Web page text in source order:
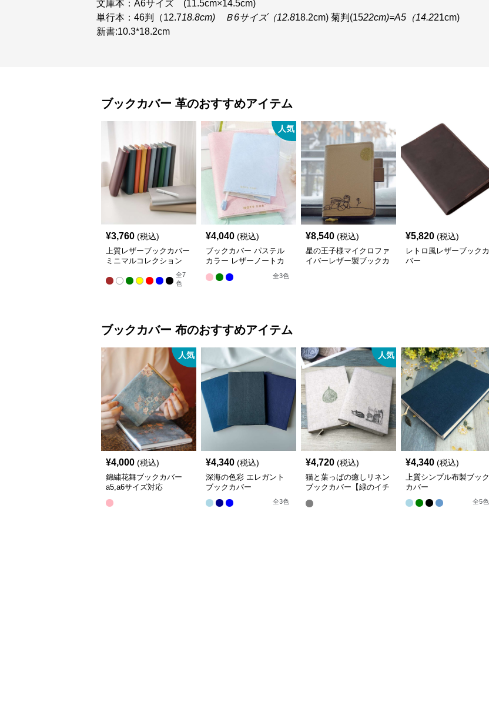
文庫本：A6サイズ (11.5cm×14.5cm)
単行本：46判（12.718.8cm) Ｂ6サイズ（12.818.2cm) 菊判(1522cm)=A5（14.221cm)
新書:10.3*18.2cm
ブックカバー 革のおすすめアイテム
¥3,760 (税込)
上質レザーブックカバー
ミニマルコレクション
全7
色
人気
¥4,040 (税込)
ブックカバー パステル
カラー レザーノートカ
バー A5（ビジネス書）
A6（文庫本）対応
全3色
¥8,540 (税込)
星の王子様マイクロファ
イバーレザー製ブックカ
¥5,820 (税込)
レトロ風レザーブックカ
バー
ブックカバー 布のおすすめアイテム
人気
¥4,000 (税込)
錦繍花舞ブックカバー
a5,a6サイズ対応
¥4,340 (税込)
深海の色彩 エレガント
ブックカバー
全3色
人気
¥4,720 (税込)
猫と葉っぱの癒しリネン
ブックカバー【緑のイチ
¥4,340 (税込)
上質シンプル布製ブック
カバー
全5色